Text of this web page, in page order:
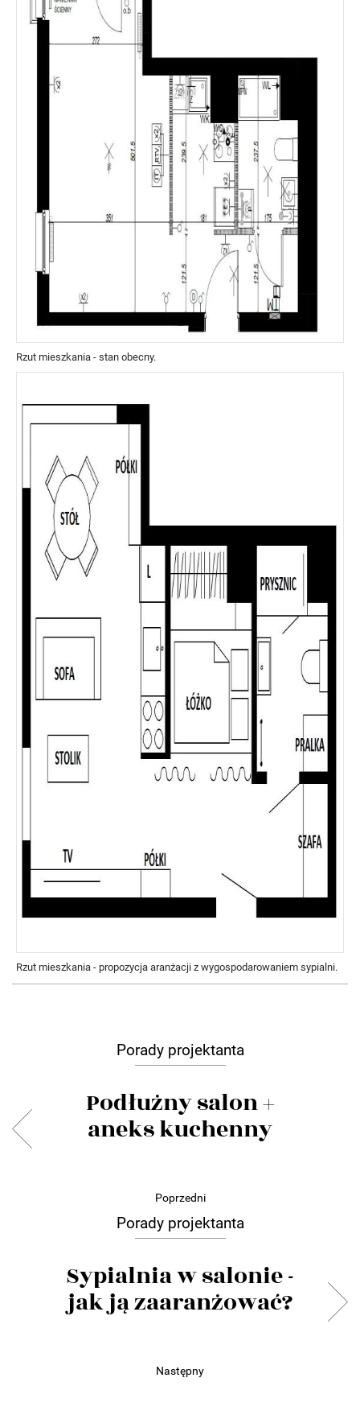
Rzut mieszkania - stan obecny.
Rzut mieszkania - propozycja aranżacji z wygospodarowaniem sypialni.
Porady projektanta
Podłużny salon +
aneks kuchenny
Poprzedni
Porady projektanta
Sypialnia w salonie -
jak ją zaaranżować?
Następny